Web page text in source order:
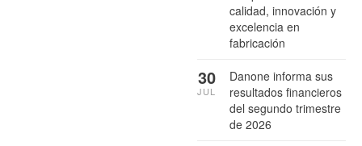
calidad, innovación y
excelencia en
fabricación
Danone informa sus
resultados financieros
del segundo trimestre
de 2026
30
JUL